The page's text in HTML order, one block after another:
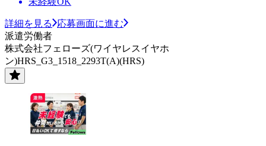
詳細を見る
応募画面に進む
派遣労働者
株式会社フェローズ(ワイヤレスイヤホ
ン)HRS_G3_1518_2293T(A)(HRS)